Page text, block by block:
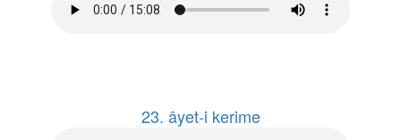
23. âyet-i kerime